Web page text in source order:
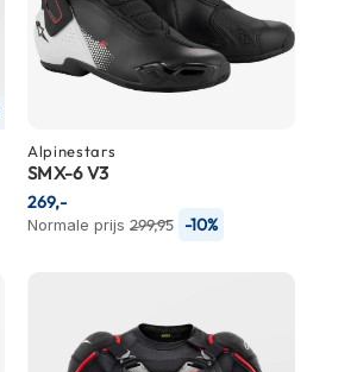
Alpinestars
SMX-6 V3
Normale prijs 299,95 -10%
269,-